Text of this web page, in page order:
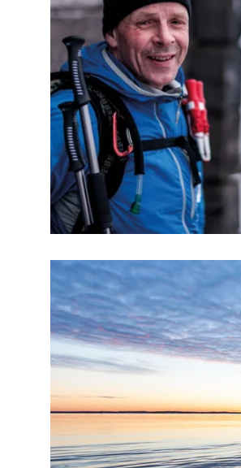
So wie Freerider süchtig
Erste auf dem Eis zu sein.
auf ganz dünnem Eis.